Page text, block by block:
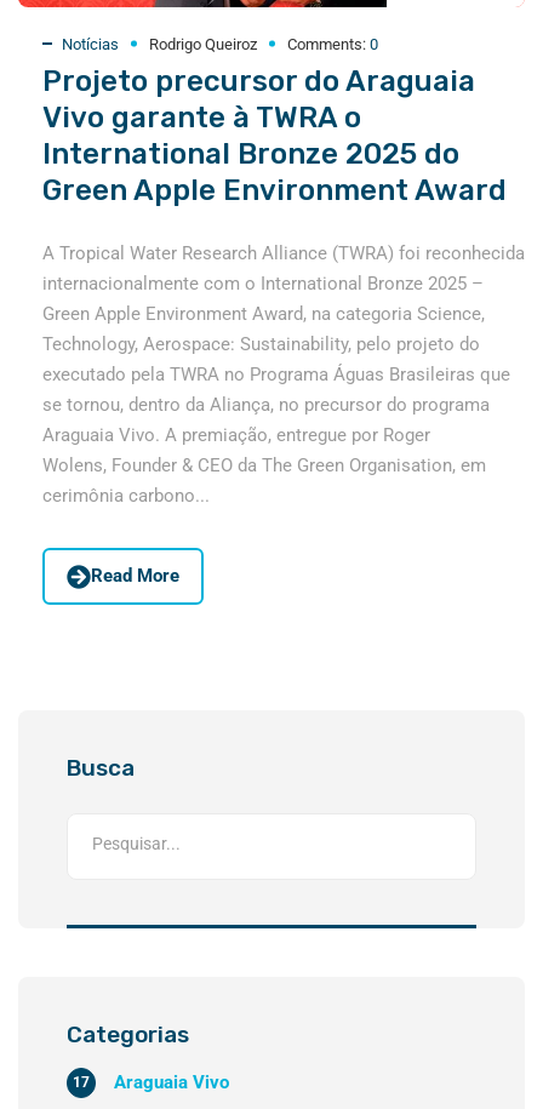
Notícias Rodrigo Queiroz Comments: 0
Projeto precursor do Araguaia
Vivo garante à TWRA o
International Bronze 2025 do
Green Apple Environment Award
A Tropical Water Research Alliance (TWRA) foi reconhecida
internacionalmente com o International Bronze 2025 –
Green Apple Environment Award, na categoria Science,
Technology, Aerospace: Sustainability, pelo projeto do
executado pela TWRA no Programa Águas Brasileiras que
se tornou, dentro da Aliança, no precursor do programa
Araguaia Vivo. A premiação, entregue por Roger
Wolens, Founder & CEO da The Green Organisation, em
cerimônia carbono...
Read More
Busca
Categorias
Araguaia Vivo
17